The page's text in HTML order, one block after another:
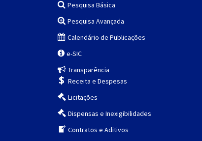
Pesquisa Básica
Pesquisa Avançada
Calendário de Publicações
e-SIC
Transparência
Receita e Despesas
Licitações
Dispensas e Inexigibilidades
Contratos e Aditivos